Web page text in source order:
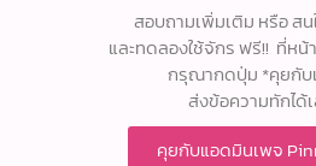
สอบถามเพิ่มเติม หรือ สน
และทดลองใช้จักร ฟรี!! ที่หน้
กรุณากดปุ่ม *คุยกั
ส่งข้อความทักได้
คุยกับแอดมินเพจ